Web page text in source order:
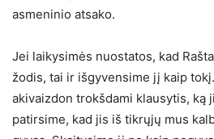
asmeninio atsako.
Jei laikysimės nuostatos, kad
žodis, tai ir išgyvensime jį kaip
akivaizdon trokšdami klausytis, ką
patirsime, kad jis iš tikrųjų mus